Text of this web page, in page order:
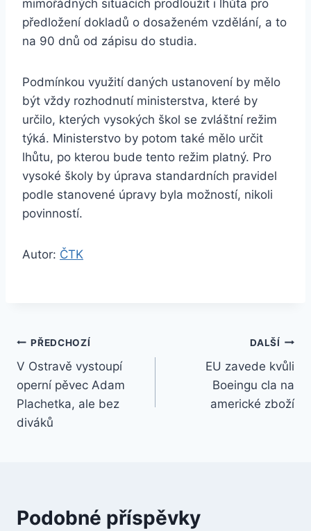
mimořádných situacích prodloužit i lhůta pro
předložení dokladů o dosaženém vzdělání, a to
na 90 dnů od zápisu do studia.
Podmínkou využití daných ustanovení by mělo
být vždy rozhodnutí ministerstva, které by
určilo, kterých vysokých škol se zvláštní režim
týká. Ministerstvo by potom také mělo určit
lhůtu, po kterou bude tento režim platný. Pro
vysoké školy by úprava standardních pravidel
podle stanovené úpravy byla možností, nikoli
povinností.
Autor: ČTK
Navigace
pro
příspěvek
PŘEDCHOZÍ
V Ostravě vystoupí
operní pěvec Adam
Plachetka, ale bez
diváků
DALŠÍ
EU zavede kvůli
Boeingu cla na
americké zboží
Podobné příspěvky